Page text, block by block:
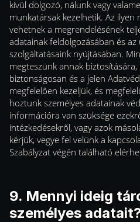
kívül dolgozó, nálunk vagy
munkatársak kezelhetik. Az
vehetnek a megrendelésének
adatainak feldolgozásában és az
szolgáltatásaink nyújtásában.
megteszünk annak
biztonságosan és a jelen
megfelelően kezeljük, és
hoztunk személyes adatainak
információra van szüksége
intézkedésekről, vagy azok
kérjük, vegye fel velünk a
Szabályzat végén található
9. Mennyi ideig
személyes